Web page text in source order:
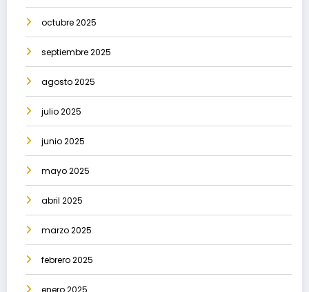
octubre 2025
septiembre 2025
agosto 2025
julio 2025
junio 2025
mayo 2025
abril 2025
marzo 2025
febrero 2025